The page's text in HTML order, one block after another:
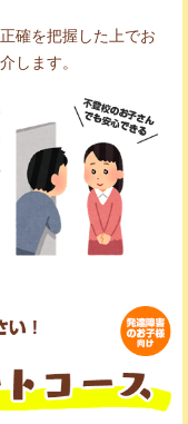
確を把握した上でお
します。